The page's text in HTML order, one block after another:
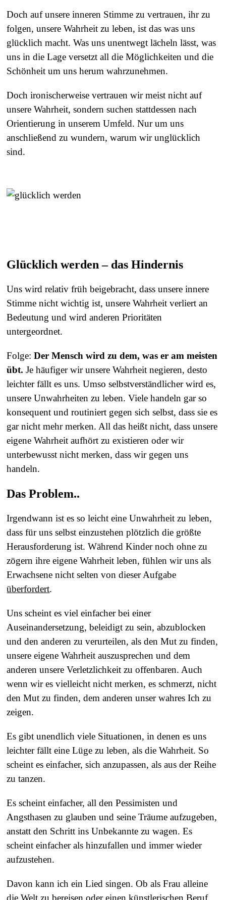
Doch auf unsere inneren Stimme zu vertrauen, ihr zu
folgen, unsere Wahrheit zu leben, ist das was uns
glücklich macht. Was uns unentwegt lächeln lässt, was
uns in die Lage versetzt all die Möglichkeiten und die
Schönheit um uns herum wahrzunehmen.
Doch ironischerweise vertrauen wir meist nicht auf
unsere Wahrheit, sondern suchen stattdessen nach
Orientierung in unserem Umfeld. Nur um uns
anschließend zu wundern, warum wir unglücklich
sind.
Glücklich werden – das Hindernis
Uns wird relativ früh beigebracht, dass unsere innere
Stimme nicht wichtig ist, unsere Wahrheit verliert an
Bedeutung und wird anderen Prioritäten
untergeordnet.
Folge:Der Mensch wird zu dem, was er am meisten
übt. Je häufiger wir unsere Wahrheit negieren, desto
leichter fällt es uns. Umso selbstverständlicher wird es,
unsere Unwahrheiten zu leben. Viele handeln gar so
konsequent und routiniert gegen sich selbst, dass sie es
gar nicht mehr merken. All das heißt nicht, dass unsere
eigene Wahrheit aufhört zu existieren oder wir
unterbewusst nicht merken, dass wir gegen uns
handeln.
Das Problem..
Irgendwann ist es so leicht eine Unwahrheit zu leben,
dass für uns selbst einzustehen plötzlich die größte
Herausforderung ist. Während Kinder noch ohne zu
zögern ihre eigene Wahrheit leben, fühlen wir uns als
Erwachsene nicht selten von dieser Aufgabe
überfordert.
Uns scheint es viel einfacher bei einer
Auseinandersetzung, beleidigt zu sein, abzublocken
und den anderen zu verurteilen, als den Mut zu finden,
unsere eigene Wahrheit auszusprechen und dem
anderen unsere Verletzlichkeit zu offenbaren. Auch
wenn wir es vielleicht nicht merken, es schmerzt, nicht
den Mut zu finden, dem anderen unser wahres Ich zu
zeigen.
Es gibt unendlich viele Situationen, in denen es uns
leichter fällt eine Lüge zu leben, als die Wahrheit. So
scheint es einfacher, sich anzupassen, als aus der Reihe
zu tanzen.
Es scheint einfacher, all den Pessimisten und
Angsthasen zu glauben und seine Träume aufzugeben,
anstatt den Schritt ins Unbekannte zu wagen. Es
scheint einfacher als hinzufallen und immer wieder
aufzustehen.
Davon kann ich ein Lied singen. Ob als Frau alleine